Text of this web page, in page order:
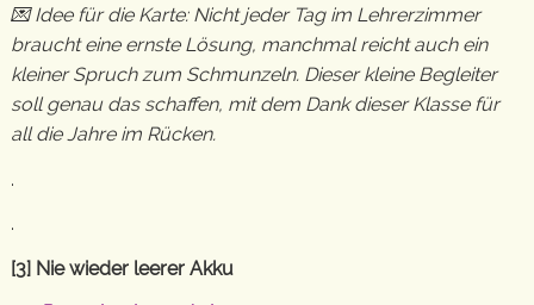
💌 Idee für die Karte: Nicht jeder Tag im Lehrerzimmer
braucht eine ernste Lösung, manchmal reicht auch ein
kleiner Spruch zum Schmunzeln. Dieser kleine Begleiter
soll genau das schaffen, mit dem Dank dieser Klasse für
all die Jahre im Rücken.
.
.
[3] Nie wieder leerer Akku